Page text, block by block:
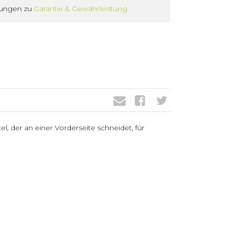
zu Garantie & Gewährleistung.
der an einer Vorderseite schneidet, für